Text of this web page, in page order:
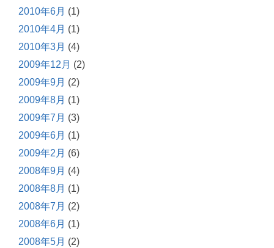
2010年6月 (1)
2010年4月 (1)
2010年3月 (4)
2009年12月 (2)
2009年9月 (2)
2009年8月 (1)
2009年7月 (3)
2009年6月 (1)
2009年2月 (6)
2008年9月 (4)
2008年8月 (1)
2008年7月 (2)
2008年6月 (1)
2008年5月 (2)